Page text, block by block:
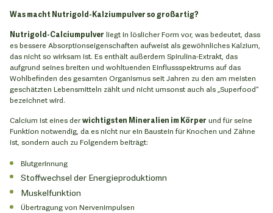
Was macht Nutrigold-Kalziumpulver so großartig?
Nutrigold-Calciumpulver liegt in löslicher Form vor, was bedeutet, dass
es bessere Absorptionseigenschaften aufweist als gewöhnliches Kalzium,
das nicht so wirksam ist. Es enthält außerdem Spirulina-Extrakt, das
aufgrund seines breiten und wohltuenden Einflussspektrums auf das
Wohlbefinden des gesamten Organismus seit Jahren zu den am meisten
geschätzten Lebensmitteln zählt und nicht umsonst auch als „Superfood“
bezeichnet wird.
Calcium ist eines derwichtigsten Mineralien im Körper und für seine
Funktion notwendig, da es nicht nur ein Baustein für Knochen und Zähne
ist, sondern auch zu Folgendem beiträgt:
Blutgerinnung
Stoffwechsel der Energieproduktiomn
Muskelfunktion
Übertragung von Nervenimpulsen